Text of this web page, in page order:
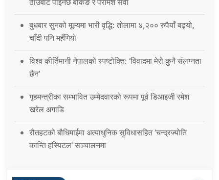
ठाउँबाट पाइनेछ बैंकिङ र परामर्श सेवा
बुधबार सुनको मूल्यमा भारी वृद्धि: तोलामा ४,२०० रुपैयाँ बढ्यो,
चाँदी पनि महँगियो
विश्व कीर्तिमानी नेपालको स्पष्टोक्ति: ‘विवादमा मेरो कुनै संलग्नता
छैन’
गृहमन्त्रीका सम्भावित उम्मेदवारको रूपमा पूर्व डिआइजी रमेश
खरेल अगाडि
रौतहटको बौधिमाईमा अत्याधुनिक सुविधासहित ‘चन्द्रज्योति
कान्ति हस्पिटल’ सञ्चालनमा